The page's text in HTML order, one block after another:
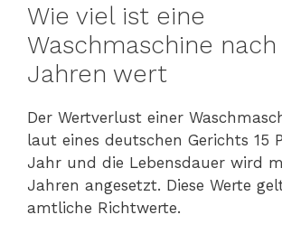
Wie viel ist eine
Waschmaschine nach
Jahren wert
Der Wertverlust einer
laut eines deutschen Gerichts 15
Jahr und die Lebensdauer wird
Jahren angesetzt. Diese Werte
amtliche Richtwerte.